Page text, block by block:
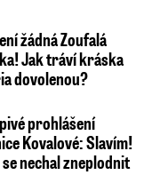
žádná Zoufalá
Jak tráví kráska
dovolenou?
prohlášení
Kovalové: Slavím!
nechal zneplodnit